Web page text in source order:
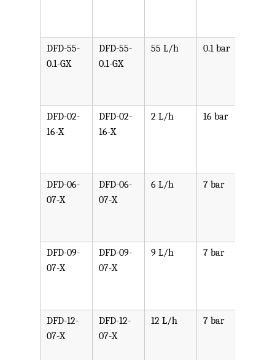
DFD-55-
0.1-GX
DFD-55-
0.1-GX
55 L/h 0.1 bar
DFD-02-
16-X
DFD-02-
16-X
2 L/h 16 bar
DFD-06-
07-X
DFD-06-
07-X
6 L/h 7 bar
DFD-09-
07-X
DFD-09-
07-X
9 L/h 7 bar
DFD-12-
07-X
DFD-12-
07-X
12 L/h 7 bar